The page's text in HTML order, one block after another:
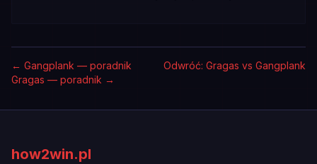
← Gangplank — poradnik
Odwróć: Gragas vs Gangplank
Gragas — poradnik →
how2win.pl